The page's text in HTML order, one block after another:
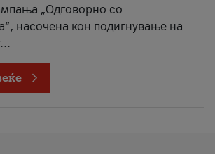
„Одговорно со
насочена кон подигнување на